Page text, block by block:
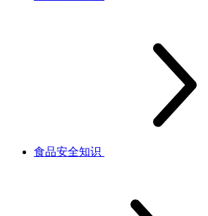
食品安全知识